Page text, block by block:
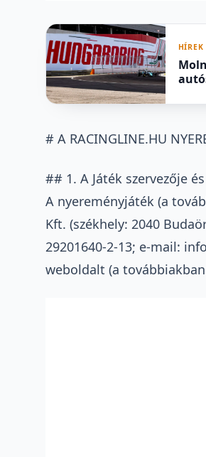
HÍREK
# A RACINGLINE.HU
## 1. A Játék szervezője
A nyereményjáték (a
Kft. (székhely: 2040
29201640-2-13; e-mail:
weboldalt (a